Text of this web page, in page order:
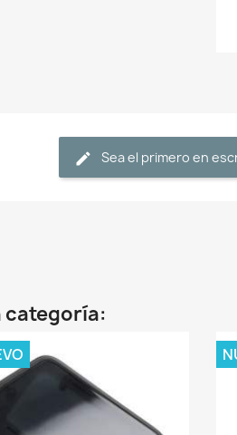
Sea el primero en
categoría: